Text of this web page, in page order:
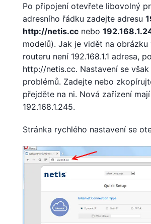
Po připojení otevřete libovolný
adresního řádku zadejte adresu
http://netis.cc nebo
modelů). Jak je vidět na obrázku
routeru není 192.168.1.1 adresa,
http://netis.cc. Nastavení se
problémů. Zadejte nebo
přejděte na ni. Nová zařízení
192.168.1.245.
Stránka rychlého nastavení se